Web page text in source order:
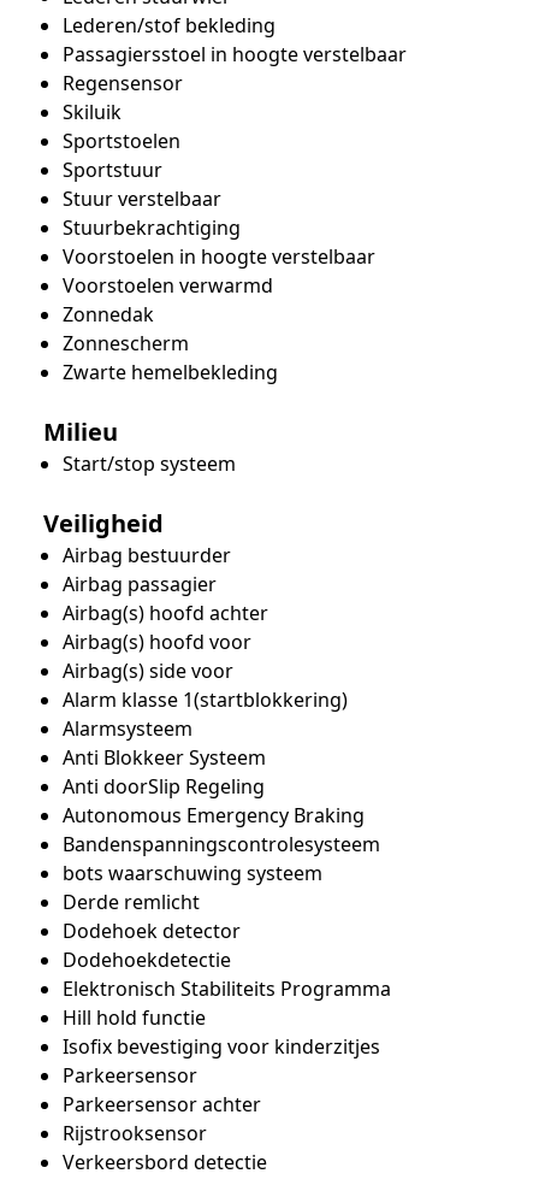
Lederen/stof bekleding
Passagiersstoel in hoogte verstelbaar
Regensensor
Skiluik
Sportstoelen
Sportstuur
Stuur verstelbaar
Stuurbekrachtiging
Voorstoelen in hoogte verstelbaar
Voorstoelen verwarmd
Zonnedak
Zonnescherm
Zwarte hemelbekleding
Milieu
Start/stop systeem
Veiligheid
Airbag bestuurder
Airbag passagier
Airbag(s) hoofd achter
Airbag(s) hoofd voor
Airbag(s) side voor
Alarm klasse 1(startblokkering)
Alarmsysteem
Anti Blokkeer Systeem
Anti doorSlip Regeling
Autonomous Emergency Braking
Bandenspanningscontrolesysteem
bots waarschuwing systeem
Derde remlicht
Dodehoek detector
Dodehoekdetectie
Elektronisch Stabiliteits Programma
Hill hold functie
Isofix bevestiging voor kinderzitjes
Parkeersensor
Parkeersensor achter
Rijstrooksensor
Verkeersbord detectie